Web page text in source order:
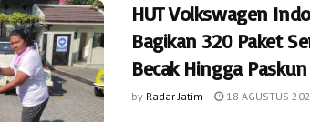
HUT Volkswagen
Bagikan 320 Paket
Becak Hingga Paskun
by Radar Jatim 18 AGUSTUS